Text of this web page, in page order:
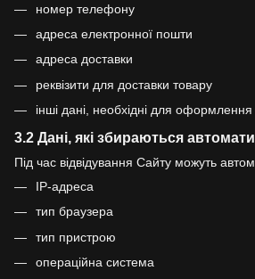
номер телефону
адреса електронної пошти
адреса доставки
реквізити для доставки товару
інші дані, необхідні для
3.2 Дані, які збираються
Під час відвідування Сайту можуть
IP-адреса
тип браузера
тип пристрою
операційна система